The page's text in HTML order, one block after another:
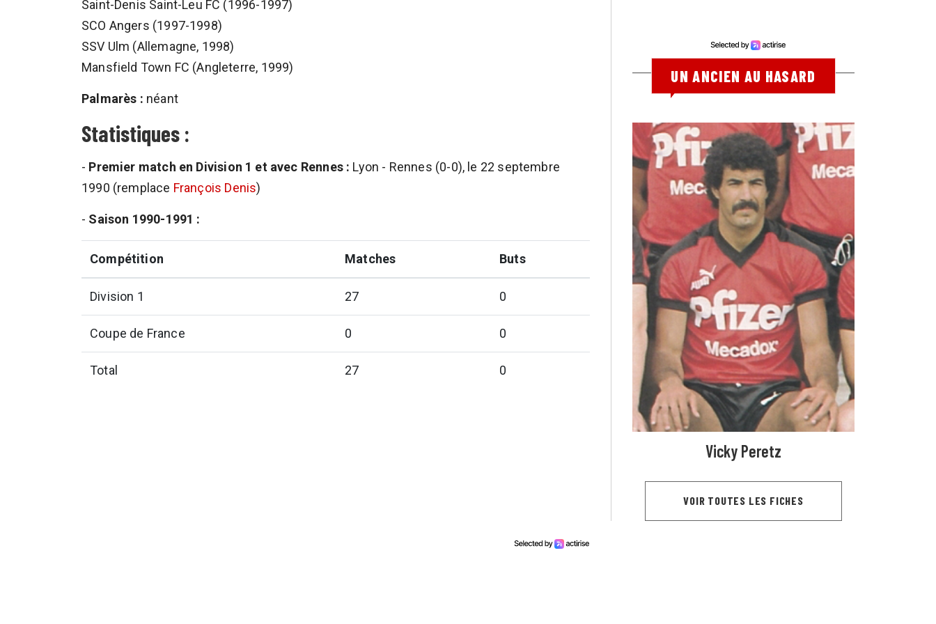
Saint-Denis Saint-Leu FC (1996-1997)
SCO Angers (1997-1998)
SSV Ulm (Allemagne, 1998)
Mansfield Town FC (Angleterre, 1999)
Palmarès : néant
Statistiques :
- Premier match en Division 1 et avec Rennes : Lyon - Rennes (0-0), le 22 septembre
1990 (remplace François Denis)
- Saison 1990-1991 :
Compétition Matches Buts
Division 1 27 0
Coupe de France 0 0
Total 27 0
UN ANCIEN AU HASARD
Vicky Peretz
VOIR TOUTES LES FICHES